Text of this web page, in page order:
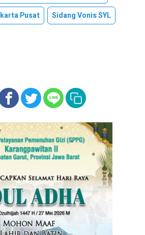
Pusat Sidang Vonis SYL